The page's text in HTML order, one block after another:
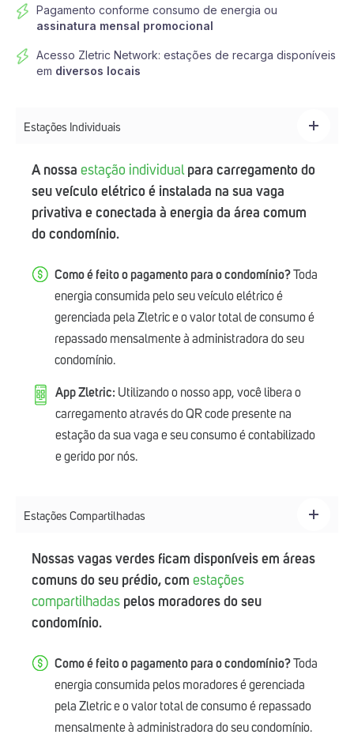
Pagamento conforme consumo de energia ou
assinatura mensal promocional
Acesso Zletric Network: estações de recarga disponíveis
em diversos locais
Estações Individuais
A nossa estação individualpara carregamento do
seu veículo elétrico é instalada na sua vaga
privativa e conectada à energia da área comum
do condomínio.
Como é feito o pagamento para o condomínio?Toda
energia consumida pelo seu veículo elétrico é
gerenciada pela Zletric e o valor total de consumo é
repassado mensalmente à administradora do seu
condomínio.
App Zletric: Utilizando o nosso app, você libera o
carregamento através do QR code presente na
estação da sua vaga e seu consumo é contabilizado
e gerido por nós.
Estações Compartilhadas
Nossas vagas verdes ficam disponíveis em áreas
comuns do seu prédio, com estações
compartilhadas pelos moradores do seu
condomínio.
Como é feito o pagamento para o condomínio?Toda
energia consumida pelos moradores é gerenciada
pela Zletric e o valor total de consumo é repassado
mensalmente à administradora do seu condomínio.